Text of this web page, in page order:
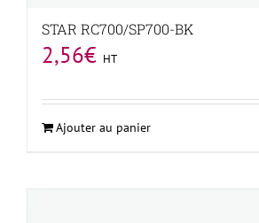
STAR RC700/SP700-BK
2,56€ HT
Ajouter au panier